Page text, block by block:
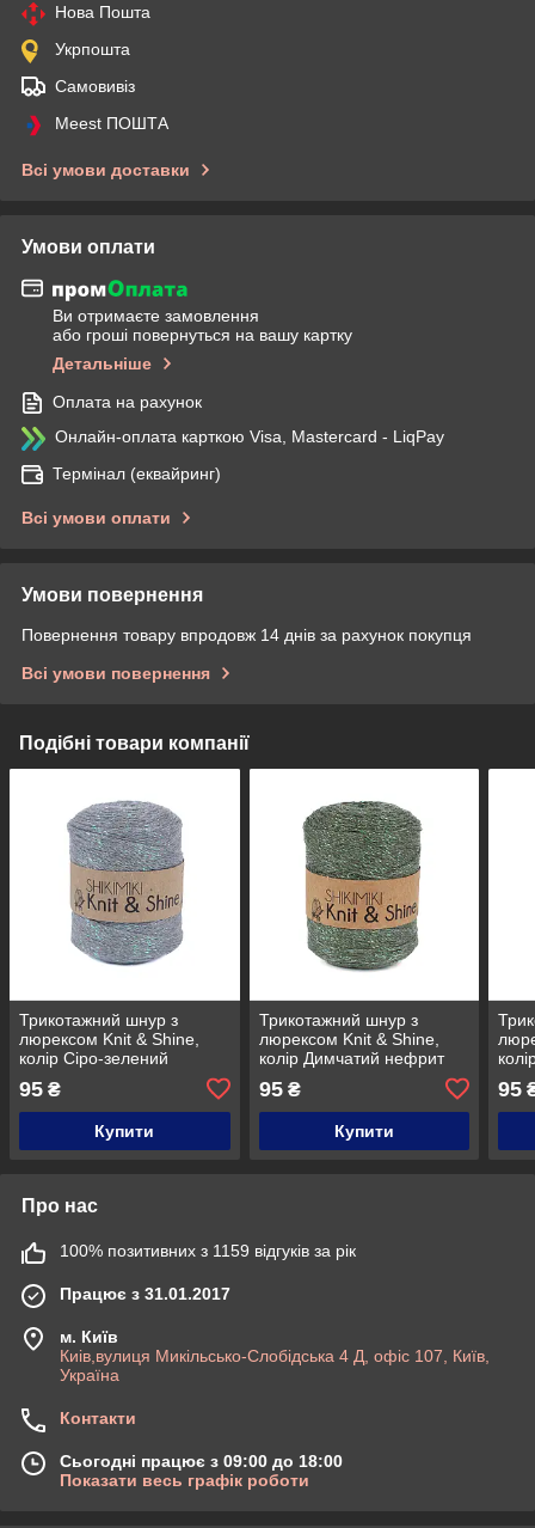
Нова Пошта
Укрпошта
Самовивіз
Meest ПОШТА
Всі умови доставки
Умови оплати
Ви отримаєте замовлення
або гроші повернуться на вашу картку
Детальніше
Оплата на рахунок
Онлайн-оплата карткою Visa, Mastercard - LiqPay
Термінал (еквайринг)
Всі умови оплати
Умови повернення
Повернення товару впродовж 14 днів за рахунок покупця
Всі умови повернення
Подібні товари компанії
Трикотажний шнур з
люрексом Knit & Shine,
колір Сіро-зелений
95 ₴
Купити
Трикотажний шнур з
люрексом Knit & Shine,
колір Димчатий нефрит
95₴
Купити
95
Про нас
100% позитивних з 1159 відгуків за рік
Працює з 31.01.2017
м. Київ
Киів,вулиця Микільсько-Слобідська 4 Д, офіс 107, Київ,
Україна
Контакти
Сьогодні працює з 09:00 до 18:00
Показати весь графік роботи